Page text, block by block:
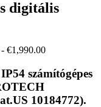
digitális
€1,990.00
számítógépes
10184772).